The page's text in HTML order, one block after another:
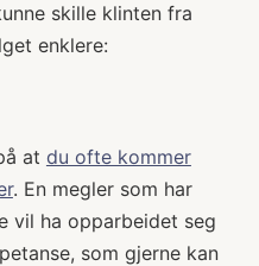
skille klinten fra
enklere:
at du ofte kommer
. En megler som har
vil ha opparbeidet seg
som gjerne kan